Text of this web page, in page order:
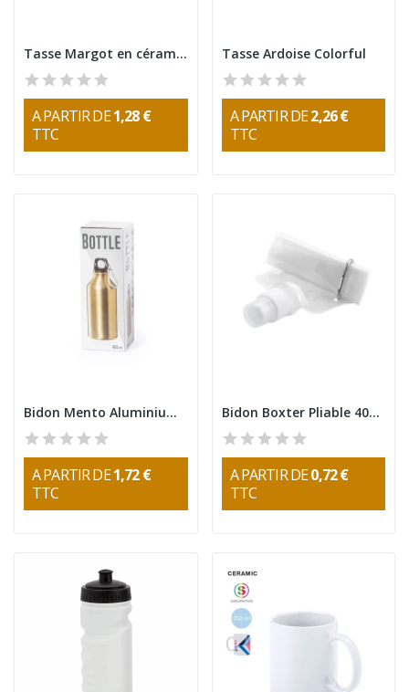
Tasse Margot en céramique 350 ml
A PARTIR DE1,28 €
TTC
Tasse Ardoise Colorful
A PARTIR DE2,26 €
TTC
Bidon Mento Aluminium 400ml
A PARTIR DE1,72 €
TTC
Bidon Boxter Pliable 400ml
A PARTIR DE0,72 €
TTC